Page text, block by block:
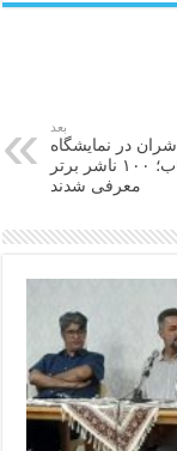
بعد
در نمایشگاه
مجازی کتاب؛ ۱۰۰ ناشر برتر
معرفی شدند